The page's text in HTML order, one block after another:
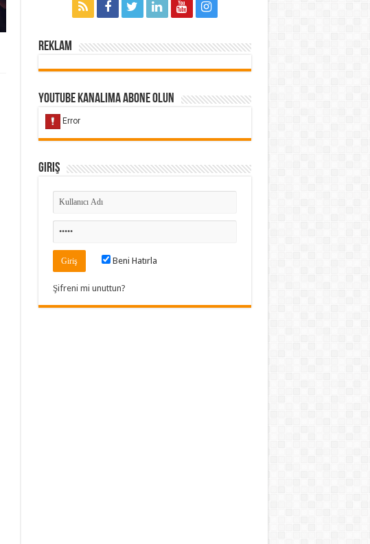
Reklam
Youtube Kanalıma Abone Olun
Giriş
Beni Hatırla
Şifreni mi unuttun?